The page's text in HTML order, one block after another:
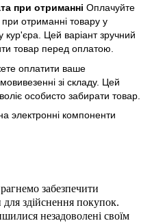
при отриманні Оплачуйте
отриманні товару у
кур'єра. Цей варіант зручний
товар перед оплатою.
оплатити ваше
зі складу. Цей
особисто забирати товар.
электроннi компоненти
забезпечити
здійснення покупок.
незадоволені своїм